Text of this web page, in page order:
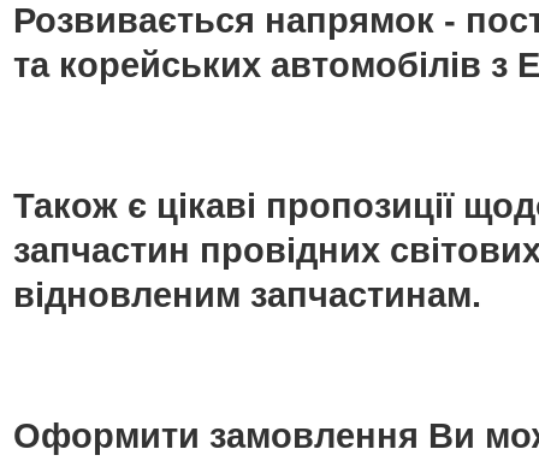
Розвивається напрямок -
та корейських автомобілів з
Також є цікаві пропозиції
запчастин провідних
відновленим запчастинам.
Оформити замовлення Ви